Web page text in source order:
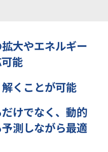
大やエネルギー
能
くことが可能
けでなく、動的
測しながら最適